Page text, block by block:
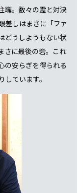
職。数々の霊と対決
差しはまさに「ファ
どうしようもない状
さに最後の砦。これ
の安らぎを得られる
ています。